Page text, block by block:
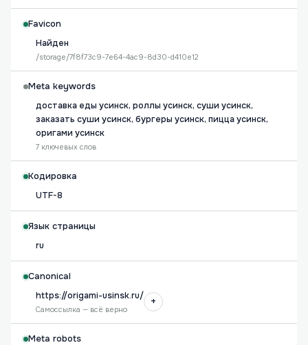
Favicon
Найден
/storage/7f8f73c9-7e64-4ac9-8d30-d410e12
Meta keywords
доставка еды усинск, роллы усинск, суши усинск,
заказать суши усинск, бургеры усинск, пицца усинск,
оригами усинск
7 ключевых слов
Кодировка
UTF-8
Язык страницы
ru
Canonical
https://origami-usinsk.ru/
Самоссылка — всё верно
+
Meta robots